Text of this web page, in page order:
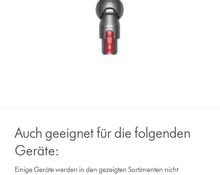
Auch geeignet für die folgenden
Geräte:
Einige Geräte werden in den gezeigten Sortimenten nicht